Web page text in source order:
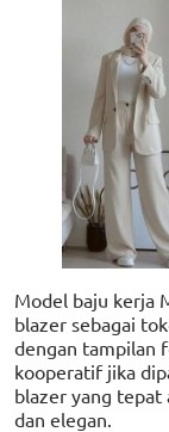
Model baju kerja
blazer sebagai
dengan tampilan
kooperatif jika
blazer yang
dan elegan.